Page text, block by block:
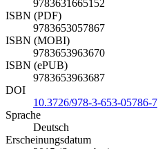
9783631665152
ISBN (PDF)
9783653057867
ISBN (MOBI)
9783653963670
ISBN (ePUB)
9783653963687
DOI
10.3726/978-3-653-05786-7
Sprache
Deutsch
Erscheinungsdatum